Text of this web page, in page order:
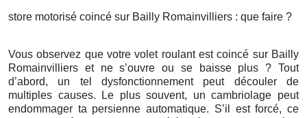
store motorisé coincé sur Bailly Romainvilliers : que faire ?
Vous observez que votre volet roulant est coincé sur Bailly
Romainvilliers et ne s’ouvre ou se baisse plus ? Tout
d’abord, un tel dysfonctionnement peut découler de
multiples causes. Le plus souvent, un cambriolage peut
endommager ta persienne automatique. S’il est forcé, ce